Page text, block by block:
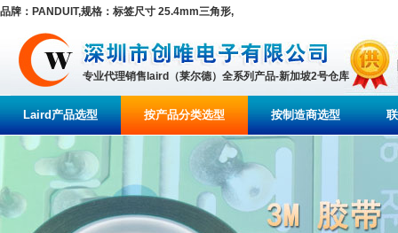
品牌：PANDUIT,规格：标签尺寸 25.4mm三角形,
专业代理销售laird（莱尔德）全系列产品-新加坡2号仓库
Laird产品选型 按产品分类选型 按制造商选型